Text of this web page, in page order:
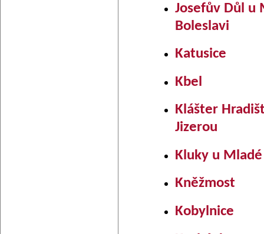
Josefův Důl u
Boleslavi
Katusice
Kbel
Klášter
Jizerou
Kluky u
Kněžmost
Kobylnice